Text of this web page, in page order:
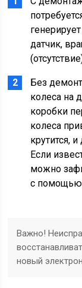
датчик,
Без
колеса на
коробки
колеса
крутится,
Если
можно
с помощью
Важно!
новый